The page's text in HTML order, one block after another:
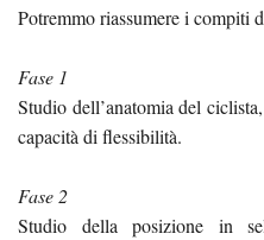
Potremmo riassumere i compiti
Fase 1
Studio dell’anatomia del
capacità di flessibilità.
Fase 2
Studio della posizione in